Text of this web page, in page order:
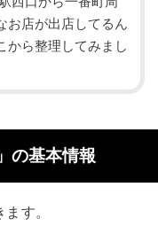
お店が出店してるん
から整理してみまし
の基本情報
す。